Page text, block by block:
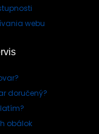
webu
doručený?
obálok